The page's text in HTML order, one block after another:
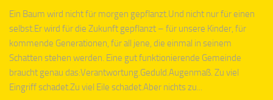
Ein Baum wird nicht für morgen gepflanzt.Und nicht nur für einen
selbst.Er wird für die Zukunft gepflanzt – für unsere Kinder, für
kommende Generationen, für all jene, die einmal in seinem
Schatten stehen werden. Eine gut funktionierende Gemeinde
braucht genau das:Verantwortung.Geduld.Augenmaß. Zu viel
Eingriff schadet.Zu viel Eile schadet.Aber nichts zu...